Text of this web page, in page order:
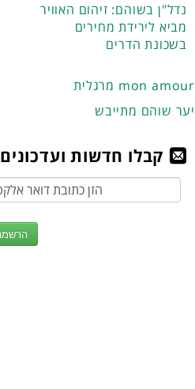
נדל"ן בשוהם: זיהום האוויר
מביא לירידת מחירים
בשכונת הדרים
מרגלית mon amour
יער שוהם מתייבש
קבלו חדשות ועדכונים